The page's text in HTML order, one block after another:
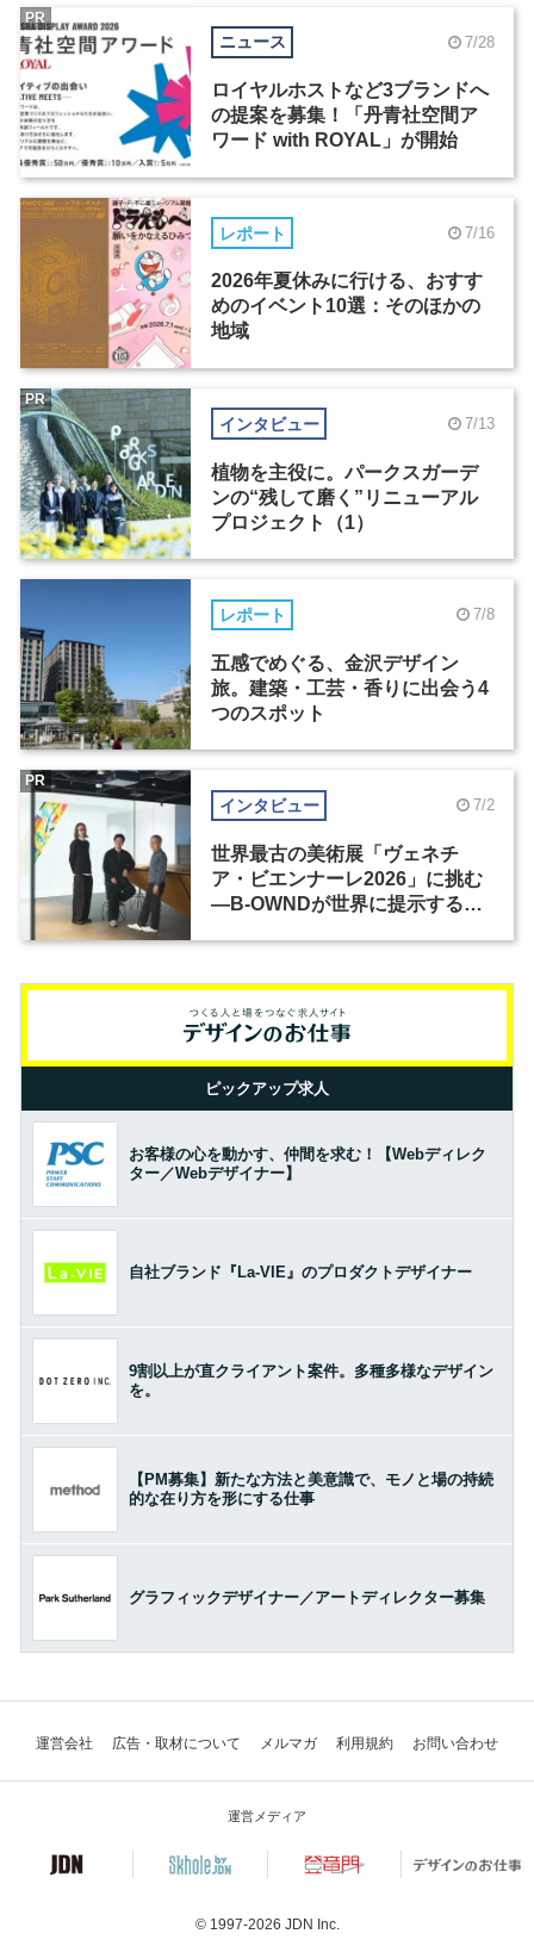
ニュース 7/28
ロイヤルホストなど3ブランドへ
の提案を募集！「丹青社空間ア
ワード with ROYAL」が開始
PR
レポート 7/16
2026年夏休みに行ける、おすす
めのイベント10選：そのほかの
地域
インタビュー 7/13
植物を主役に。パークスガーデ
ンの“残して磨く”リニューアル
プロジェクト（1）
PR
レポート 7/8
五感でめぐる、金沢デザイン
旅。建築・工芸・香りに出会う4
つのスポット
インタビュー 7/2
世界最古の美術展「ヴェネチ
ア・ビエンナーレ2026」に挑む
―B-OWNDが世界に提示する美
PR
ピックアップ求人
お客様の心を動かす、仲間を求む！【Webディレク
ター／Webデザイナー】
自社ブランド『La-VIE』のプロダクトデザイナー
9割以上が直クライアント案件。多種多様なデザイン
を。
【PM募集】新たな方法と美意識で、モノと場の持続
的な在り方を形にする仕事
グラフィックデザイナー／アートディレクター募集
運営会社 広告・取材について メルマガ 利用規約 お問い合わせ
運営メディア
© 1997-2026 JDN Inc.